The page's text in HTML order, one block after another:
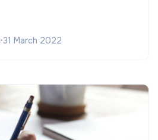
•31 March 2022